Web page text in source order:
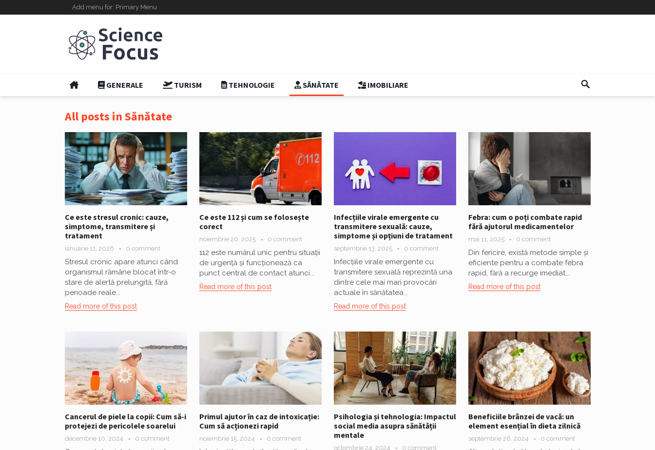
Add menu for: Primary Menu
GENERALE TURISM TEHNOLOGIE SĂNĂTATE IMOBILIARE
All posts in Sănătate
Ce este stresul cronic: cauze,
simptome, transmitere și
tratament
ianuarie 11, 2026 0 comment
Stresul cronic apare atunci când
organismul rămâne blocat într-o
stare de alertă prelungită, fără
perioade reale...
Read more of this post
Ce este 112 și cum se folosește
corect
noiembrie 20, 2025 0 comment
112 este numărul unic pentru situații
de urgență și funcționează ca
punct central de contact atunci...
Read more of this post
Infecțiile virale emergente cu
transmitere sexuală: cauze,
simptome și opțiuni de tratament
septembrie 13, 2025 0 comment
Infecțiile virale emergente cu
transmitere sexuală reprezintă una
dintre cele mai mari provocări
actuale în sănătatea...
Read more of this post
Febra: cum o poți combate rapid
fără ajutorul medicamentelor
mai 11, 2025 0 comment
Din fericire, există metode simple și
eficiente pentru a combate febra
rapid, fără a recurge imediat...
Read more of this post
Cancerul de piele la copii: Cum să-i
protejezi de pericolele soarelui
decembrie 10, 2024 0 comment
Primul ajutor în caz de intoxicație:
Cum să acționezi rapid
noiembrie 15, 2024 0 comment
Psihologia și tehnologia: Impactul
social media asupra sănătății
mentale
octombrie 24, 2024 0 comment
Beneficiile brânzei de vacă: un
element esențial în dieta zilnică
septembrie 26, 2024 0 comment